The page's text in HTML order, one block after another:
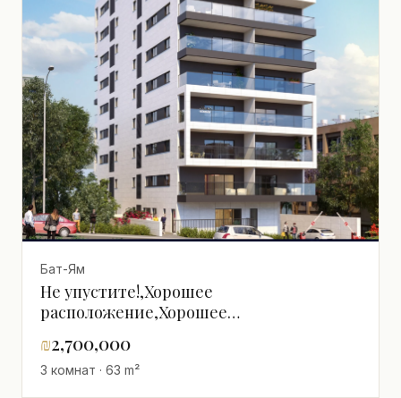
Бат-Ям
Не упустите!,Хорошее
расположение,Хорошее
проект
₪2,700,000
3 комнат · 63 m²